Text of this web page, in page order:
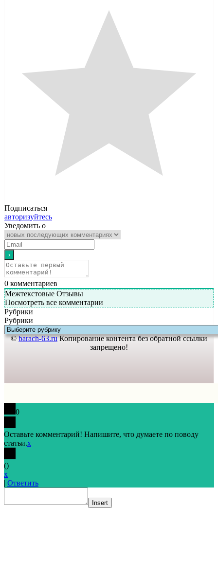
Подписаться
авторизуйтесь
Уведомить о
0 комментариев
Межтекстовые Отзывы
Посмотреть все комментарии
Рубрики
Рубрики
©barach-63.ruКопирование контента без обратной ссылки
запрещено!
0
Оставьте комментарий! Напишите, что думаете по поводу
статьи.x
()
x
| Ответить
Insert